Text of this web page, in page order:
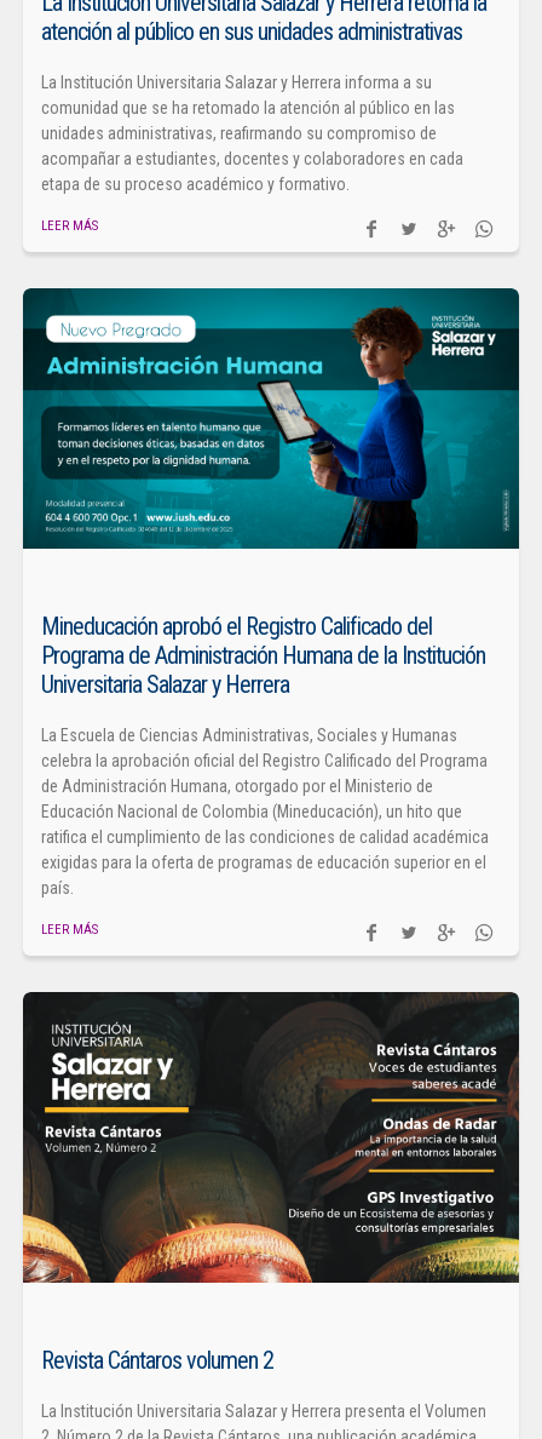
atención al público en sus unidades administrativas
La Institución Universitaria Salazar y Herrera informa a su
comunidad que se ha retomado la atención al público en las
unidades administrativas, reafirmando su compromiso de
acompañar a estudiantes, docentes y colaboradores en cada
etapa de su proceso académico y formativo.
LEER MÁS
Mineducación aprobó el Registro Calificado del
Programa de Administración Humana de la Institución
Universitaria Salazar y Herrera
La Escuela de Ciencias Administrativas, Sociales y Humanas
celebra la aprobación oficial del Registro Calificado del Programa
de Administración Humana, otorgado por el Ministerio de
Educación Nacional de Colombia (Mineducación), un hito que
ratifica el cumplimiento de las condiciones de calidad académica
exigidas para la oferta de programas de educación superior en el
país.
LEER MÁS
Revista Cántaros volumen 2
La Institución Universitaria Salazar y Herrera presenta el Volumen